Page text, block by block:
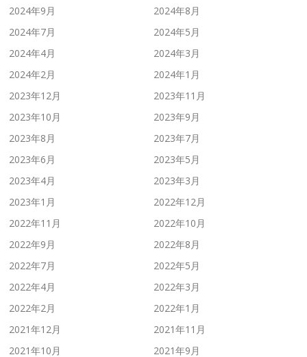
2024年9月
2024年8月
2024年7月
2024年5月
2024年4月
2024年3月
2024年2月
2024年1月
2023年12月
2023年11月
2023年10月
2023年9月
2023年8月
2023年7月
2023年6月
2023年5月
2023年4月
2023年3月
2023年1月
2022年12月
2022年11月
2022年10月
2022年9月
2022年8月
2022年7月
2022年5月
2022年4月
2022年3月
2022年2月
2022年1月
2021年12月
2021年11月
2021年10月
2021年9月